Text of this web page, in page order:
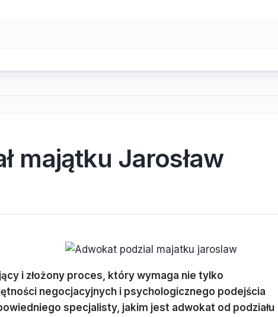
majątku Jarosław
i złożony proces, który wymaga nie tylko
negocjacyjnych i psychologicznego podejścia
specjalisty, jakim jest adwokat od podziału